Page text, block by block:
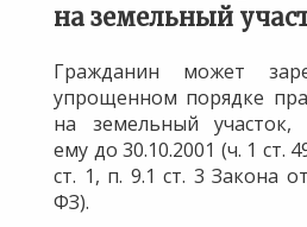
на земельный
Гражданин может
упрощенном порядке
на земельный участок,
ему до 30.10.2001 (ч. 1 ст.
ст. 1, п. 9.1 ст. 3 Закона
ФЗ).